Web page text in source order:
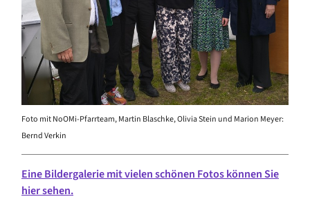
Foto mit NoOMi-Pfarrteam, Martin Blaschke, Olivia Stein und Marion Meyer:
Bernd Verkin
Eine Bildergalerie mit vielen schönen Fotos können Sie
hier sehen.